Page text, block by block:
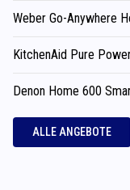
Weber Go-Anywhere
KitchenAid Pure
Denon Home 600
ALLE ANGEBOTE